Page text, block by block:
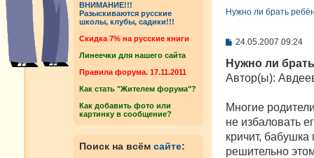
ВНИМАНИЕ!!!
Разыскиваются русские
школы, клубы, садики!!!
Cкидка 7% на русские книги
Линеечки для нашего сайта
Правила форума. 17.11.2011
Как стать "Жителем форума"?
Как добавить фото или
картинку в сообщение?
Поиск на всём сайте:
Нужно ли брать
С
о
б
щ
и
е
24.05.2007 09:24
Нужно ли
Автор(ы):
Многие
не избаловать
кричит, бабушка
решительно